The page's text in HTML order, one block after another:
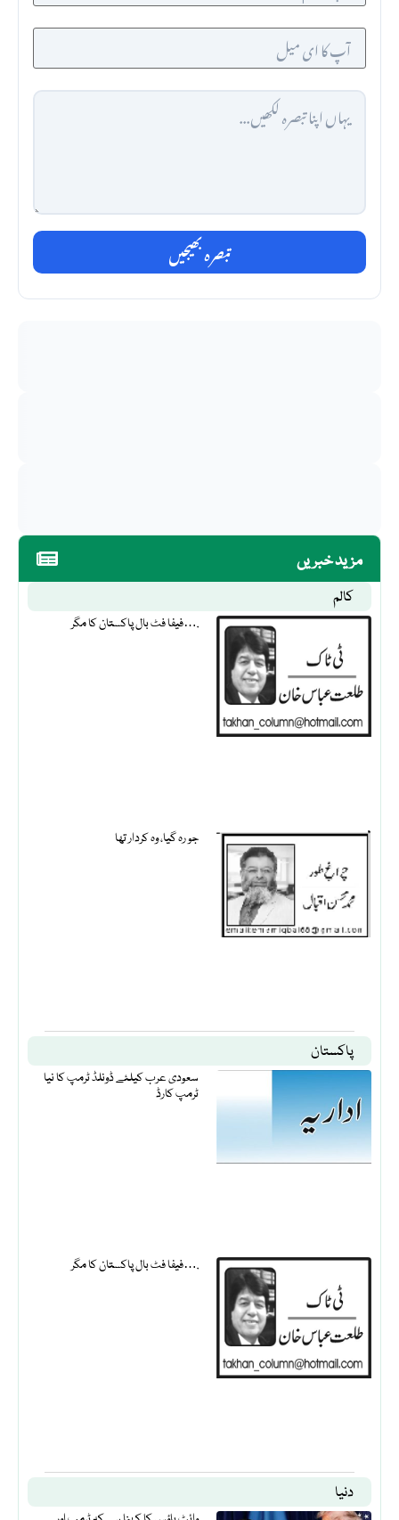
مزید خبریں
کالم
فیفا فٹ بال پاکستان کا مگر….
جو رہ گیا، وہ کردار تھا
پاکستان
سعودی عرب کیلئے ڈونلڈ ٹرمپ کا نیا
ٹرمپ کارڈ
فیفا فٹ بال پاکستان کا مگر….
دنیا
تبصرہ بھیجیں